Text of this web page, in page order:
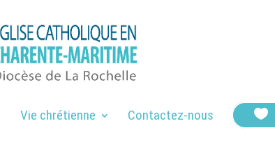
Vie chrétienne Contactez-nous 